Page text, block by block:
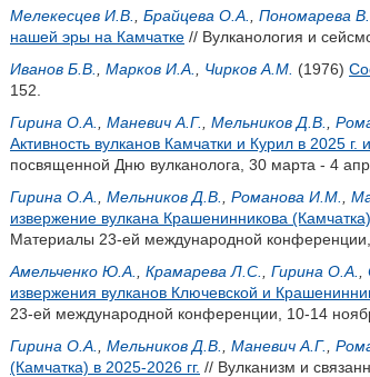
Мелекесцев И.В.
Брайцева О.А. Пономарева
нашей эры на Камчатке // Вулканология и
Иванов Б.В.
Марков И.А. Чирков А.М. (1976)
152.
Гирина О.А.
Маневич А.Г. Мельников Д.В.
Активность вулканов Камчатки и Курил в 2025 г.
посвященной Дню вулканолога, 30 марта - 4
Гирина О.А.
Мельников Д.В. Романова И.М.
извержение вулкана Крашенинникова
Материалы 23-ей международной
Амельченко Ю.А.
Крамарева Л.С. Гирина О.А.
извержения вулканов Ключевской и
23-ей международной конференции, 10-14
Гирина О.А.
Мельников Д.В. Маневич А.Г.
(Камчатка) в 2025-2026 гг. // Вулканизм и